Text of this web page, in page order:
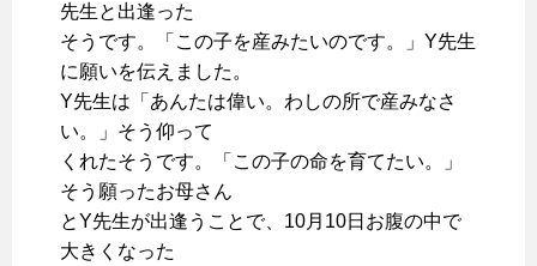
先生と出逢った
そうです。「この子を産みたいのです。」Y先生
に願いを伝えました。
Y先生は「あんたは偉い。わしの所で産みなさ
い。」そう仰って
くれたそうです。「この子の命を育てたい。」
そう願ったお母さん
とY先生が出逢うことで、10月10日お腹の中で
大きくなった